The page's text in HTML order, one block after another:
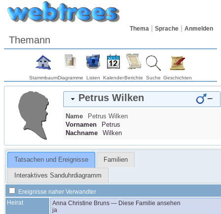
Thema Sprache Anmelden
Themann
StammbaumDiagramme Listen KalenderBerichte Suche Geschichten
Petrus Wilken –
Name Petrus Wilken
Vornamen
Petrus
Nachname
Wilken
Tatsachen und Ereignisse Familien
Interaktives Sanduhrdiagramm
Ereignisse naher Verwandter
Heirat
Anna Christine Bruns — Diese Familie ansehen
ja